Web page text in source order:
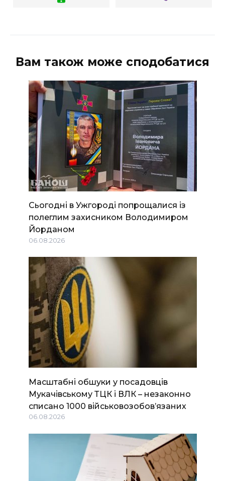
Вам також може сподобатися
Сьогодні в Ужгороді попрощалися із
полеглим захисником Володимиром
Йорданом
06.08.2026
Масштабні обшуки у посадовців
Мукачівському ТЦК і ВЛК – незаконно
списано 1000 військовозобов’язаних
06.08.2026